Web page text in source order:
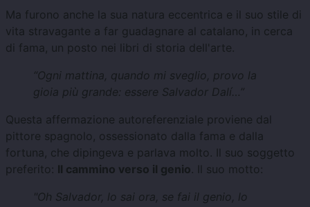
Ma furono anche la sua natura eccentrica e il suo stile di
vita stravagante a far guadagnare al catalano, in cerca
di fama, un posto nei libri di storia dell'arte.
“Ogni mattina, quando mi sveglio, provo la
gioia più grande: essere Salvador Dalí…”
Questa affermazione autoreferenziale proviene dal
pittore spagnolo, ossessionato dalla fama e dalla
fortuna, che dipingeva e parlava molto. Il suo soggetto
preferito: Il cammino verso il genio. Il suo motto:
"Oh Salvador, lo sai ora, se fai il genio, lo